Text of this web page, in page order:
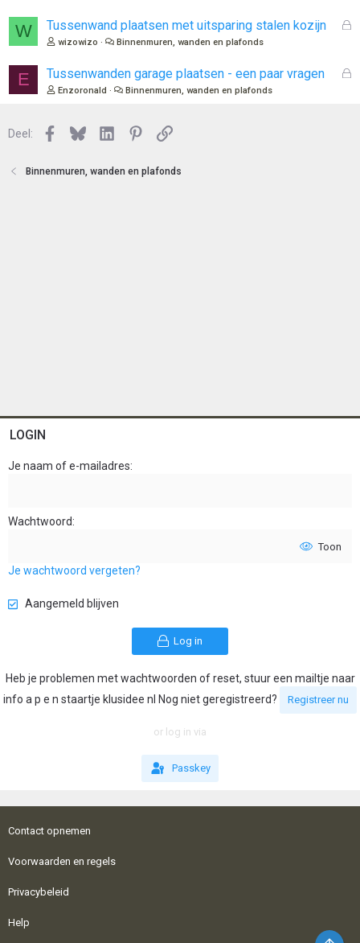
n
n
W
G
Tussenwand plaatsen met uitsparing stalen kozijn
wizowizo Binnenmuren, wanden en plafonds
E
G
Tussenwanden garage plaatsen - een paar vragen
Enzoronald Binnenmuren, wanden en plafonds
Deel: Facebook
BlueskyLinkedInPinterest
Link
Binnenmuren, wanden en plafonds
LOGIN
Je naam of e-mailadres
Wachtwoord
Toon
Je wachtwoord vergeten?
Aangemeld blijven
Log in
Heb je problemen met wachtwoorden of reset, stuur een mailtje naar
info a p e n staartje klusidee nl Nog niet geregistreerd?
Registreer nu
or log in via
Passkey
Contact opnemen
Voorwaarden en regels
Privacybeleid
Help